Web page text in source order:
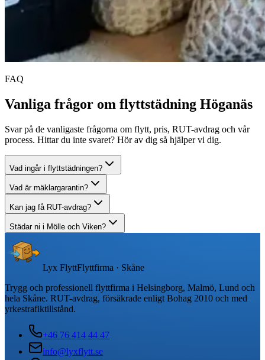
FAQ
Vanliga frågor om flyttstädning Höganäs
Svar på de vanligaste frågorna om flytt, pris, RUT-avdrag och vår
process. Hittar du inte svaret? Hör av dig så hjälper vi dig.
Vad ingår i flyttstädningen?
Vad är mäklargarantin?
Kan jag få RUT-avdrag?
Städar ni i Mölle och Viken?
Lyx FlyttFlyttfirma · Skåne
Trygg och professionell flyttfirma i Helsingborg, Malmö, Lund och
hela Skåne. RUT-avdrag, försäkrade enligt Bohag 2010 och med
yrkestrafiktillstånd.
+46 76 414 44 47
info@lyxflytt.se